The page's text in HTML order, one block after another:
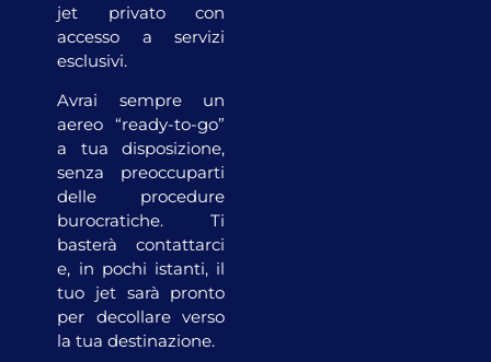
jet privato con
accesso a servizi
esclusivi.
Avrai sempre un
aereo “ready-to-go”
a tua disposizione,
senza preoccuparti
delle procedure
burocratiche. Ti
basterà contattarci
e, in pochi istanti, il
tuo jet sarà pronto
per decollare verso
la tua destinazione.